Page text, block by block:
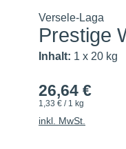
Versele-Laga
Prestige
Inhalt: 1 x 20 kg
26,64 €
1,33 € / 1 kg
inkl. MwSt.